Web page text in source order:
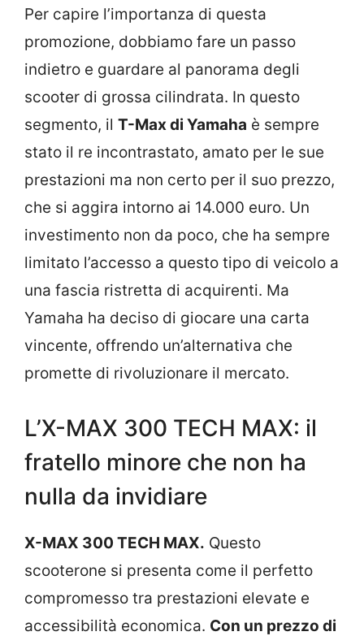
Per capire l’importanza di questa
promozione, dobbiamo fare un passo
indietro e guardare al panorama degli
scooter di grossa cilindrata. In questo
segmento, il T-Max di Yamaha è sempre
stato il re incontrastato, amato per le sue
prestazioni ma non certo per il suo prezzo,
che si aggira intorno ai 14.000 euro. Un
investimento non da poco, che ha sempre
limitato l’accesso a questo tipo di veicolo a
una fascia ristretta di acquirenti. Ma
Yamaha ha deciso di giocare una carta
vincente, offrendo un’alternativa che
promette di rivoluzionare il mercato.
L’X-MAX 300 TECH MAX: il
fratello minore che non ha
nulla da invidiare
X-MAX 300 TECH MAX. Questo
scooterone si presenta come il perfetto
compromesso tra prestazioni elevate e
accessibilità economica. Con un prezzo di